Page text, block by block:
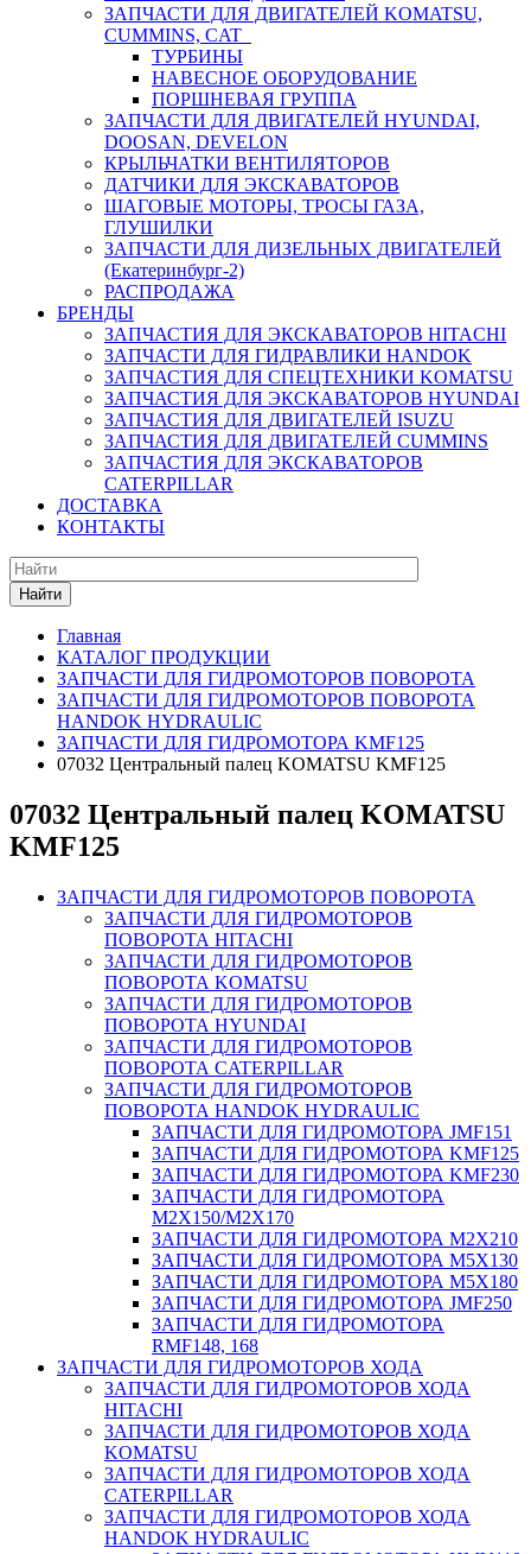
ЗАПЧАСТИ ДЛЯ ДВИГАТЕЛЕЙ KOMATSU,
CUMMINS, CAT
ТУРБИНЫ
НАВЕСНОЕ ОБОРУДОВАНИЕ
ПОРШНЕВАЯ ГРУППА
ЗАПЧАСТИ ДЛЯ ДВИГАТЕЛЕЙ HYUNDAI,
DOOSAN, DEVELON
КРЫЛЬЧАТКИ ВЕНТИЛЯТОРОВ
ДАТЧИКИ ДЛЯ ЭКСКАВАТОРОВ
ШАГОВЫЕ МОТОРЫ, ТРОСЫ ГАЗА,
ГЛУШИЛКИ
ЗАПЧАСТИ ДЛЯ ДИЗЕЛЬНЫХ ДВИГАТЕЛЕЙ
(Екатеринбург-2)
РАСПРОДАЖА
БРЕНДЫ
ЗАПЧАСТИЯ ДЛЯ ЭКСКАВАТОРОВ HITACHI
ЗАПЧАСТИ ДЛЯ ГИДРАВЛИКИ HANDOK
ЗАПЧАСТИЯ ДЛЯ СПЕЦТЕХНИКИ KOMATSU
ЗАПЧАСТИЯ ДЛЯ ЭКСКАВАТОРОВ HYUNDAI
ЗАПЧАСТИЯ ДЛЯ ДВИГАТЕЛЕЙ ISUZU
ЗАПЧАСТИЯ ДЛЯ ДВИГАТЕЛЕЙ CUMMINS
ЗАПЧАСТИЯ ДЛЯ ЭКСКАВАТОРОВ
CATERPILLAR
ДОСТАВКА
КОНТАКТЫ
Найти
Главная
КАТАЛОГ ПРОДУКЦИИ
ЗАПЧАСТИ ДЛЯ ГИДРОМОТОРОВ ПОВОРОТА
ЗАПЧАСТИ ДЛЯ ГИДРОМОТОРОВ ПОВОРОТА
HANDOK HYDRAULIC
ЗАПЧАСТИ ДЛЯ ГИДРОМОТОРА KMF125
07032 Центральный палец KOMATSU KMF125
07032 Центральный палец KOMATSU
KMF125
ЗАПЧАСТИ ДЛЯ ГИДРОМОТОРОВ ПОВОРОТА
ЗАПЧАСТИ ДЛЯ ГИДРОМОТОРОВ
ПОВОРОТА HITACHI
ЗАПЧАСТИ ДЛЯ ГИДРОМОТОРОВ
ПОВОРОТА KOMATSU
ЗАПЧАСТИ ДЛЯ ГИДРОМОТОРОВ
ПОВОРОТА HYUNDAI
ЗАПЧАСТИ ДЛЯ ГИДРОМОТОРОВ
ПОВОРОТА CATERPILLAR
ЗАПЧАСТИ ДЛЯ ГИДРОМОТОРОВ
ПОВОРОТА HANDOK HYDRAULIC
ЗАПЧАСТИ ДЛЯ ГИДРОМОТОРА JMF151
ЗАПЧАСТИ ДЛЯ ГИДРОМОТОРА KMF125
ЗАПЧАСТИ ДЛЯ ГИДРОМОТОРА KMF230
ЗАПЧАСТИ ДЛЯ ГИДРОМОТОРА
M2X150/M2X170
ЗАПЧАСТИ ДЛЯ ГИДРОМОТОРА M2X210
ЗАПЧАСТИ ДЛЯ ГИДРОМОТОРА M5X130
ЗАПЧАСТИ ДЛЯ ГИДРОМОТОРА M5X180
ЗАПЧАСТИ ДЛЯ ГИДРОМОТОРА JMF250
ЗАПЧАСТИ ДЛЯ ГИДРОМОТОРА
RMF148, 168
ЗАПЧАСТИ ДЛЯ ГИДРОМОТОРОВ ХОДА
ЗАПЧАСТИ ДЛЯ ГИДРОМОТОРОВ ХОДА
HITACHI
ЗАПЧАСТИ ДЛЯ ГИДРОМОТОРОВ ХОДА
KOMATSU
ЗАПЧАСТИ ДЛЯ ГИДРОМОТОРОВ ХОДА
CATERPILLAR
ЗАПЧАСТИ ДЛЯ ГИДРОМОТОРОВ ХОДА
HANDOK HYDRAULIC